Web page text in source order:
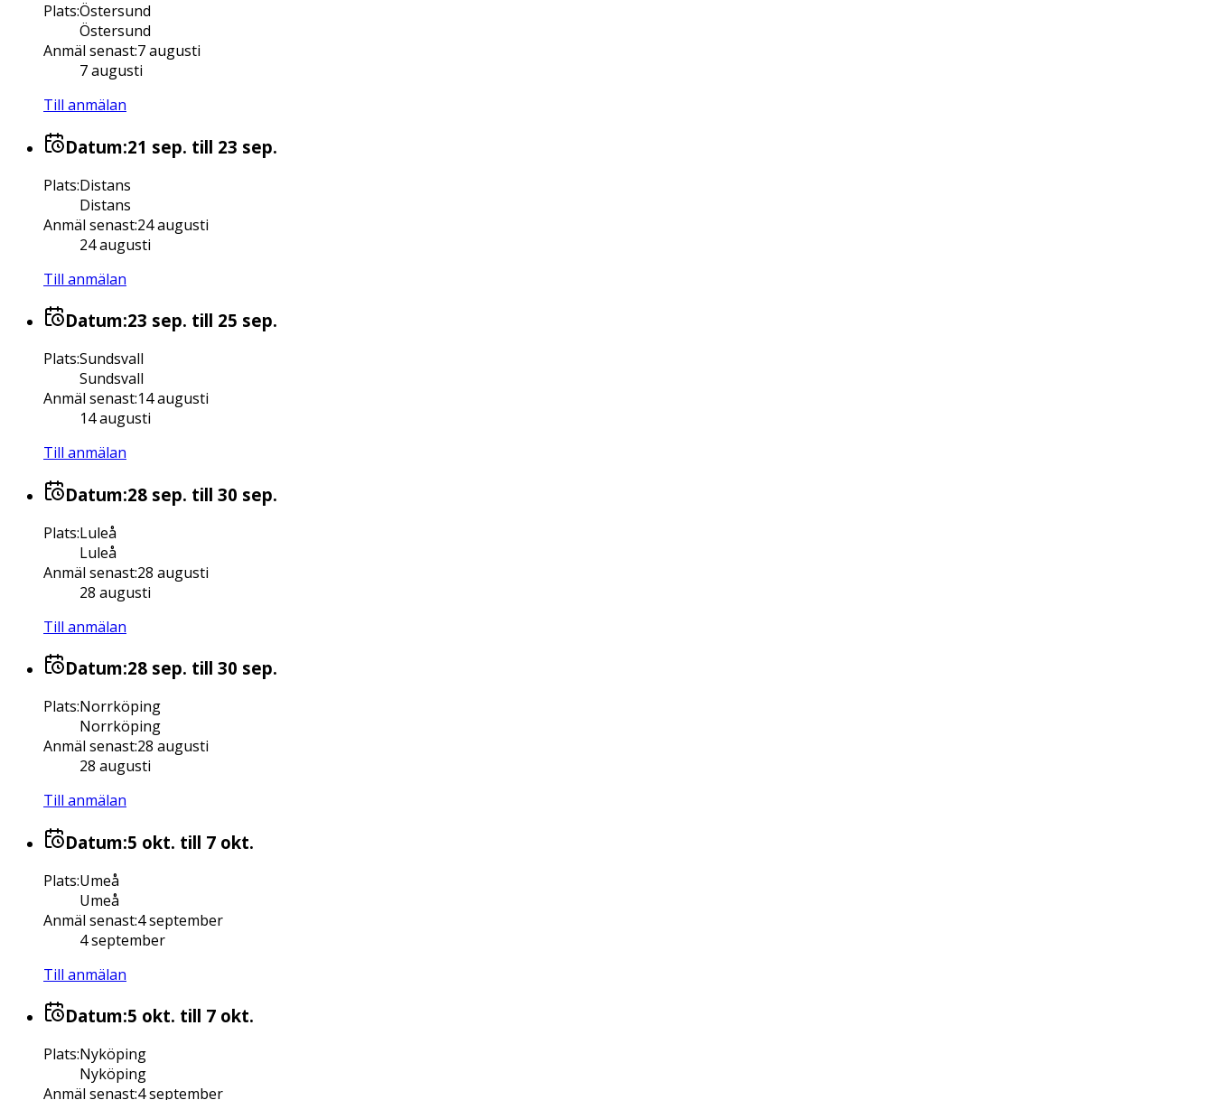
Plats:Östersund
Östersund
Anmäl senast:7 augusti
7 augusti
Till anmälan
Datum:21 sep. till 23 sep.
Plats:Distans
Distans
Anmäl senast:24 augusti
24 augusti
Till anmälan
Datum:23 sep. till 25 sep.
Plats:Sundsvall
Sundsvall
Anmäl senast:14 augusti
14 augusti
Till anmälan
Datum:28 sep. till 30 sep.
Plats:Luleå
Luleå
Anmäl senast:28 augusti
28 augusti
Till anmälan
Datum:28 sep. till 30 sep.
Plats:Norrköping
Norrköping
Anmäl senast:28 augusti
28 augusti
Till anmälan
Datum:5 okt. till 7 okt.
Plats:Umeå
Umeå
Anmäl senast:4 september
4 september
Till anmälan
Datum:5 okt. till 7 okt.
Plats:Nyköping
Nyköping
Anmäl senast:4 september